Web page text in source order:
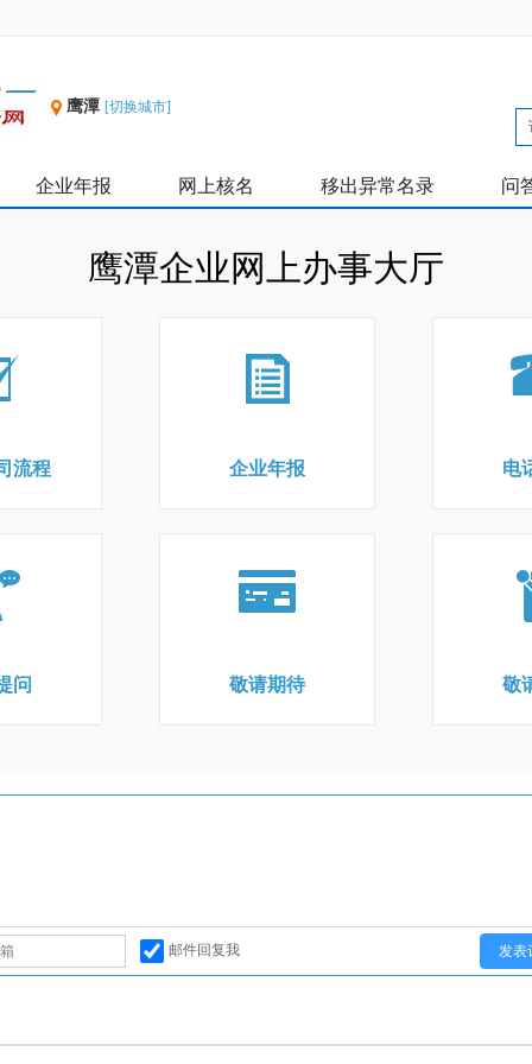
鹰潭 [切换城市]
企业年报 网上核名 移出异常名录 问
鹰潭企业网上办事大厅
流程 企业年报 电
问 敬请期待 敬
邮件回复我 发表